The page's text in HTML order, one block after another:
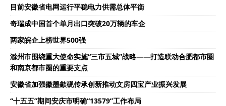
目前安徽省电网运行平稳电力供需总体平衡
奇瑞成中国首个单月出口突破20万辆的车企
两家皖企上榜世界500强
滁州市围绕重大使命实施“三市五城”战略——打造联动合肥都市圈
和南京都市圈的重要支点
安徽省加强徽墨歙砚传承创新推动文房四宝产业振兴发展
“十五五”期间安庆市明确“13579”工作布局